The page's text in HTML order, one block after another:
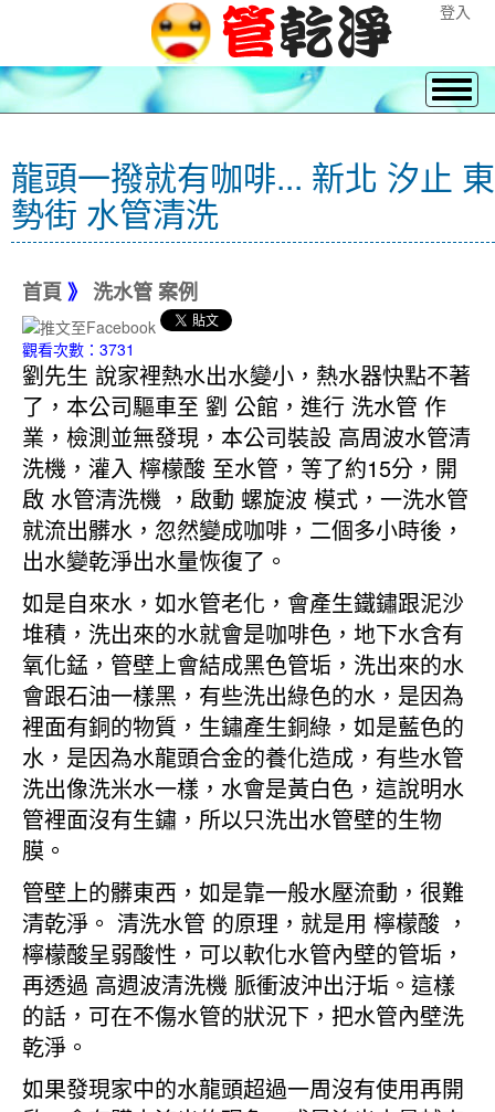
登入
龍頭一撥就有咖啡... 新北 汐止 東
勢街 水管清洗
首頁 》 洗水管 案例
觀看次數：3731
劉先生 說家裡熱水出水變小，熱水器快點不著
了，本公司驅車至 劉 公館，進行 洗水管 作
業，檢測並無發現，本公司裝設 高周波水管清
洗機，灌入 檸檬酸 至水管，等了約15分，開
啟 水管清洗機 ，啟動 螺旋波 模式，一洗水管
就流出髒水，忽然變成咖啡，二個多小時後，
出水變乾淨出水量恢復了。
如是自來水，如水管老化，會產生鐵鏽跟泥沙
堆積，洗出來的水就會是咖啡色，地下水含有
氧化錳，管壁上會結成黑色管垢，洗出來的水
會跟石油一樣黑，有些洗出綠色的水，是因為
裡面有銅的物質，生鏽產生銅綠，如是藍色的
水，是因為水龍頭合金的養化造成，有些水管
洗出像洗米水一樣，水會是黃白色，這說明水
管裡面沒有生鏽，所以只洗出水管壁的生物
膜。
管壁上的髒東西，如是靠一般水壓流動，很難
清乾淨。 清洗水管 的原理，就是用 檸檬酸 ，
檸檬酸呈弱酸性，可以軟化水管內壁的管垢，
再透過 高週波清洗機 脈衝波沖出汙垢。這樣
的話，可在不傷水管的狀況下，把水管內壁洗
乾淨。
如果發現家中的水龍頭超過一周沒有使用再開